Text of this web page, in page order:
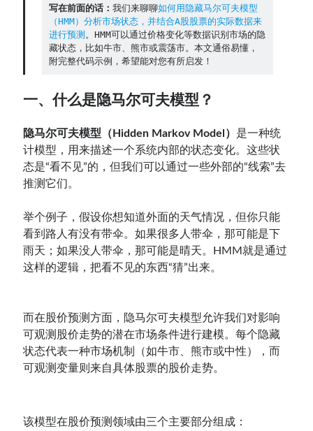
老余看市：长鑫4万亿，A股却蒸发12.4万亿
普通人的5个常见投资错误，可能让你多干12年才能退休
Contact：
网站备案号：鄂ICP备2024064768号
写在前面的话： 我们来聊聊如何用隐藏马尔可夫模型
（HMM）分析市场状态，并结合A股股票的实际数据来
进行预测 。HMM可以通过价格变化等数据识别市场的隐
藏状态，比如牛市、熊市或震荡市。本文通俗易懂，
附完整代码示例，希望能对您有所启发！
一、什么是隐马尔可夫模型？
隐马尔可夫模型（Hidden Markov Model） 是一种统
计模型，用来描述一个系统内部的状态变化。这些状
态是“看不见”的，但我们可以通过一些外部的“线索”去
推测它们。
举个例子，假设你想知道外面的天气情况，但你只能
看到路人有没有带伞。如果很多人带伞，那可能是下
雨天；如果没人带伞，那可能是晴天。HMM就是通过
这样的逻辑，把看不见的东西“猜”出来。
而在股价预测方面，隐马尔可夫模型允许我们对影响
可观测股价走势的潜在市场条件进行建模。每个隐藏
状态代表一种市场机制（如牛市、熊市或中性），而
可观测变量则来自具体股票的股价走势。
该模型在股价预测领域由三个主要部分组成：